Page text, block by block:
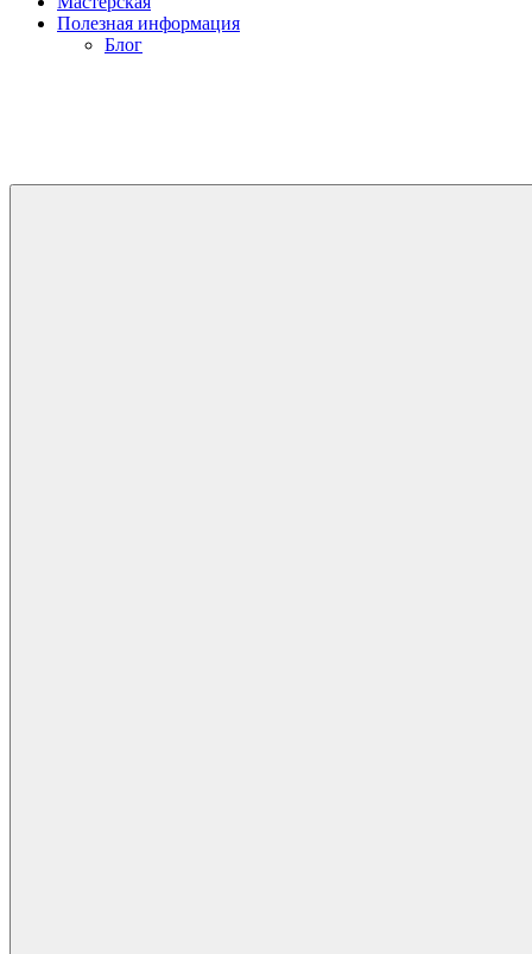
Полезная информация
Блог